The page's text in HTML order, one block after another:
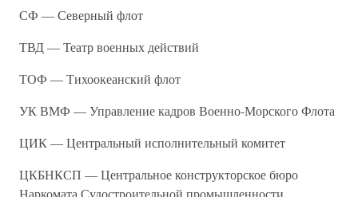
СФ — Северный флот
ТВД — Театр военных действий
ТОФ — Тихоокеанский флот
УК ВМФ — Управление кадров Военно-Морского Флота
ЦИК — Центральный исполнительный комитет
ЦКБНКСП — Центральное конструкторское бюро
Наркомата Судостроительной промышленности